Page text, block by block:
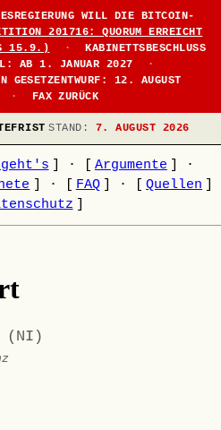
WILL DIE BITCOIN-
201716: QUORUM ERREICHT
15.9.)
·
KABINETTSBESCHLUSS
AB 1. JANUAR 2027
·
GESETZENTWURF: 12. AUGUST
· FAX ZURÜCK
STAND: 7. AUGUST 2026
geht's · Argumente
·
· FAQ · Quellen
(NI)